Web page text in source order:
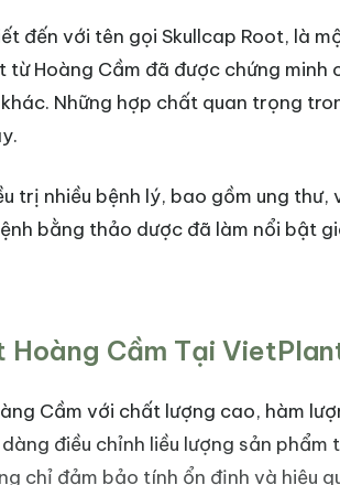
đến với tên gọi Skullcap Root, là
Hoàng Cầm đã được chứng
Những hợp chất quan trọng
trị nhiều bệnh lý, bao gồm ung
bằng thảo dược đã làm nổi bật
Hoàng Cầm Tại
Cầm với chất lượng cao, hàm
điều chỉnh liều lượng sản
chỉ đảm bảo tính ổn định và hiệu